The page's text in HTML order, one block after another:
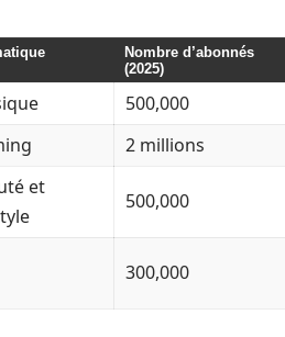
Nombre d’abonnés
(2025)
500,000
2 millions
et
500,000
300,000